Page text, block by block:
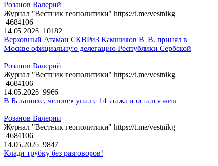
Розанов Валерий
Журнал "Вестник геополитики" https://t.me/vestnikg
4684106
14.05.2026 10182
Верховный Атаман СКВРиЗ Камшилов В. В. принял в
Москве официальную делегацию Республики Сербской
Розанов Валерий
Журнал "Вестник геополитики" https://t.me/vestnikg
4684106
14.05.2026 9966
В Балашихе, человек упал с 14 этажа и остался жив
Розанов Валерий
Журнал "Вестник геополитики" https://t.me/vestnikg
4684106
14.05.2026 9847
Клади трубку без разговоров!